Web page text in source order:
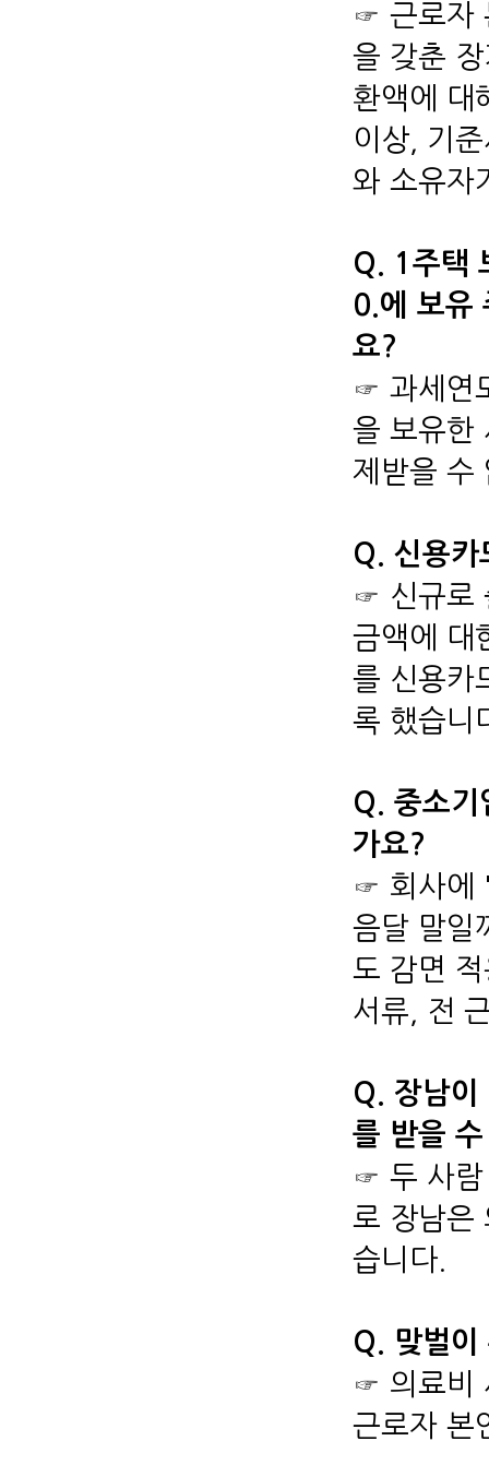
☞ 근로자
을 갖춘
환액에 대
이상, 기
와 소유자
Q. 1주택
0.에 보유
요?
☞ 과세연
을 보유한
제받을 수
Q. 신용카
☞ 신규로
금액에 대
를 신용카
록 했습니
Q. 중소기
가요?
☞ 회사에
음달 말일
도 감면
서류, 전
Q. 장남이
를 받을
☞ 두 사람
로 장남은
습니다.
Q. 맞벌이
☞ 의료비
근로자 본